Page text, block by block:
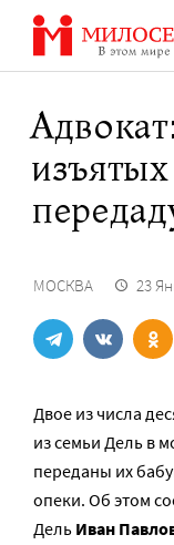
Перейти
содержанию
МОСКВА 23
Двое из числа
из семьи Дель в
переданы их
опеки. Об этом
Дель Иван